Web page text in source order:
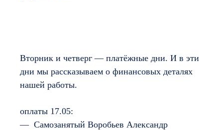
Вторник и четверг — платёжные дни. И в эти
дни мы рассказываем о финансовых деталях
нашей работы.
оплаты 17.05:
— Самозанятый Воробьев Александр